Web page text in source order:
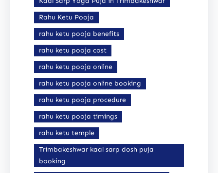
Rahu Ketu Pooja
rahu ketu pooja benefits
rahu ketu pooja cost
rahu ketu pooja online
rahu ketu pooja online booking
rahu ketu pooja procedure
rahu ketu pooja timings
rahu ketu temple
Trimbakeshwar kaal sarp dosh puja
booking